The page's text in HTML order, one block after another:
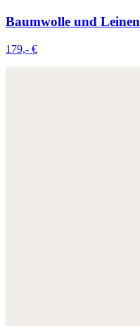
Baumwolle und Leinen
179,- €